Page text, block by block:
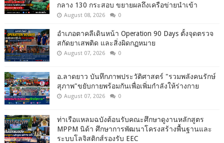
กลาง 130 กระสอบ ขยายผลถึงเครือข่ายนำเข้า
August 08, 2026 0
อำเภอตาคลีเดินหน้า Operation 90 Days ตั้งจุดตรวจ
สกัดยาเสพติด และสิ่งผิดกฏหมาย
August 07, 2026 0
อ.ลาดยาว บันทึกภาพประวัติศาสตร์ "รวมพลังคนรักษ์
สุภาพ"ขยับกายพร้อมกันเพื่อเพิ่มกำลังให้ร่างกาย
August 07, 2026 0
ท่าเรือแหลมฉบังต้อนรับคณะศึกษาดูงานหลักสูตร
MPPM นิด้า ศึกษาการพัฒนาโครงสร้างพื้นฐานและ
ระบบโลจิสติกส์รองรับ EEC